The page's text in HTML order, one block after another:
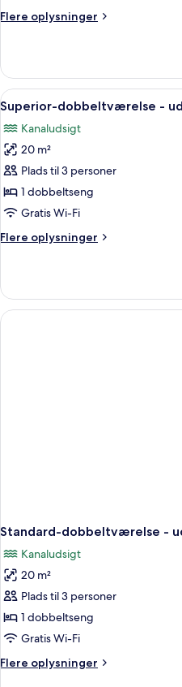
Flere oplysninger
Flere
Indlæs
alle
billeder
af
Superior-
dobbeltværelse
-
til
9
Superior-dobbeltværelse -
Kanaludsigt
20 m²
Plads til 3 personer
1 dobbeltseng
Gratis Wi-Fi
Flere oplysninger
Flere
dobbeltværelse
udsigt
Standard-dobbeltværelse -
Kanaludsigt
20 m²
Plads til 3 personer
1 dobbeltseng
Gratis Wi-Fi
Flere oplysninger
Flere